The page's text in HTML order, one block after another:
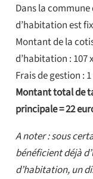
Dans la
d’habitation est
Montant de la
d’habitation : 107
Frais de gestion :
Montant total de
principale = 22
A noter : sous
bénéficient déjà
d’habitation, un